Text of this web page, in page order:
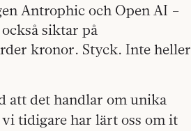
Antrophic och Open AI –
siktar på
kronor. Styck. Inte heller
att det handlar om unika
tidigare har lärt oss om it